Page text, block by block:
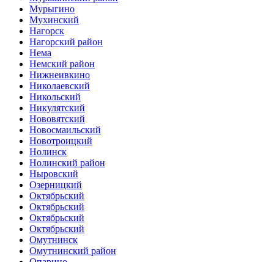
Мурыгино
Мухинский
Нагорск
Нагорский район
Нема
Немский район
Нижнеивкино
Николаевский
Никольский
Никулятский
Нововятский
Новосмаильский
Новотроицкий
Нолинск
Нолинский район
Ныровский
Озерницкий
Октябрьский
Октябрьский
Октябрьский
Октябрьский
Омутнинск
Омутнинский район